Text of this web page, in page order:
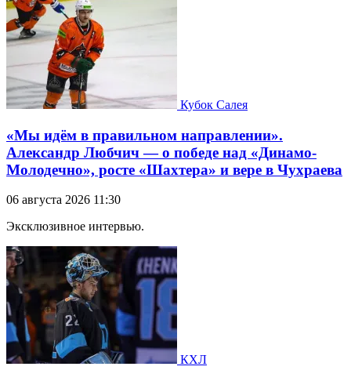
Кубок Салея
«Мы идём в правильном направлении».
Александр Любчич — о победе над «Динамо-
Молодечно», росте «Шахтера» и вере в Чухраева
06 августа 2026 11:30
Эксклюзивное интервью.
КХЛ